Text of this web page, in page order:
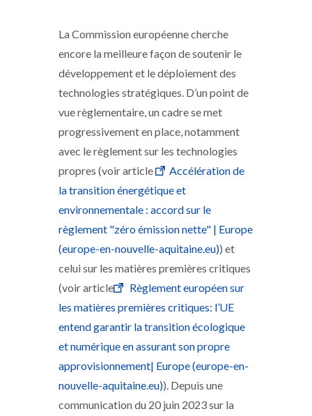
La Commission européenne cherche
encore la meilleure façon de soutenir le
développement et le déploiement des
technologies stratégiques. D’un point de
vue règlementaire, un cadre se met
progressivement en place, notamment
avec le règlement sur les technologies
propres (voir article
Accélération de
la transition énergétique et
environnementale : accord sur le
règlement "zéro émission nette" | Europe
(europe-en-nouvelle-aquitaine.eu)) et
celui sur les matières premières critiques
(voir article
Règlement européen sur
les matières premières critiques: l’UE
entend garantir la transition écologique
et numérique en assurant son propre
approvisionnement| Europe (europe-en-
nouvelle-aquitaine.eu)). Depuis une
communication du 20 juin 2023 sur la